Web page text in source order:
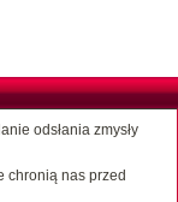
odsłania zmysły
chronią nas przed